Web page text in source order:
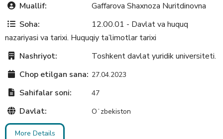
Muallif:
Gaffarova Shaxnoza Nuritdinovna
Soha:
12.00.01 - Davlat va huquq
nazariyasi va tarixi. Huquqiy ta’limotlar tarixi
Nashriyot:
Toshkent davlat yuridik universiteti.
Chop etilgan sana: 27.04.2023
Sahifalar soni: 47
Davlat: Oʻzbekiston
More Details